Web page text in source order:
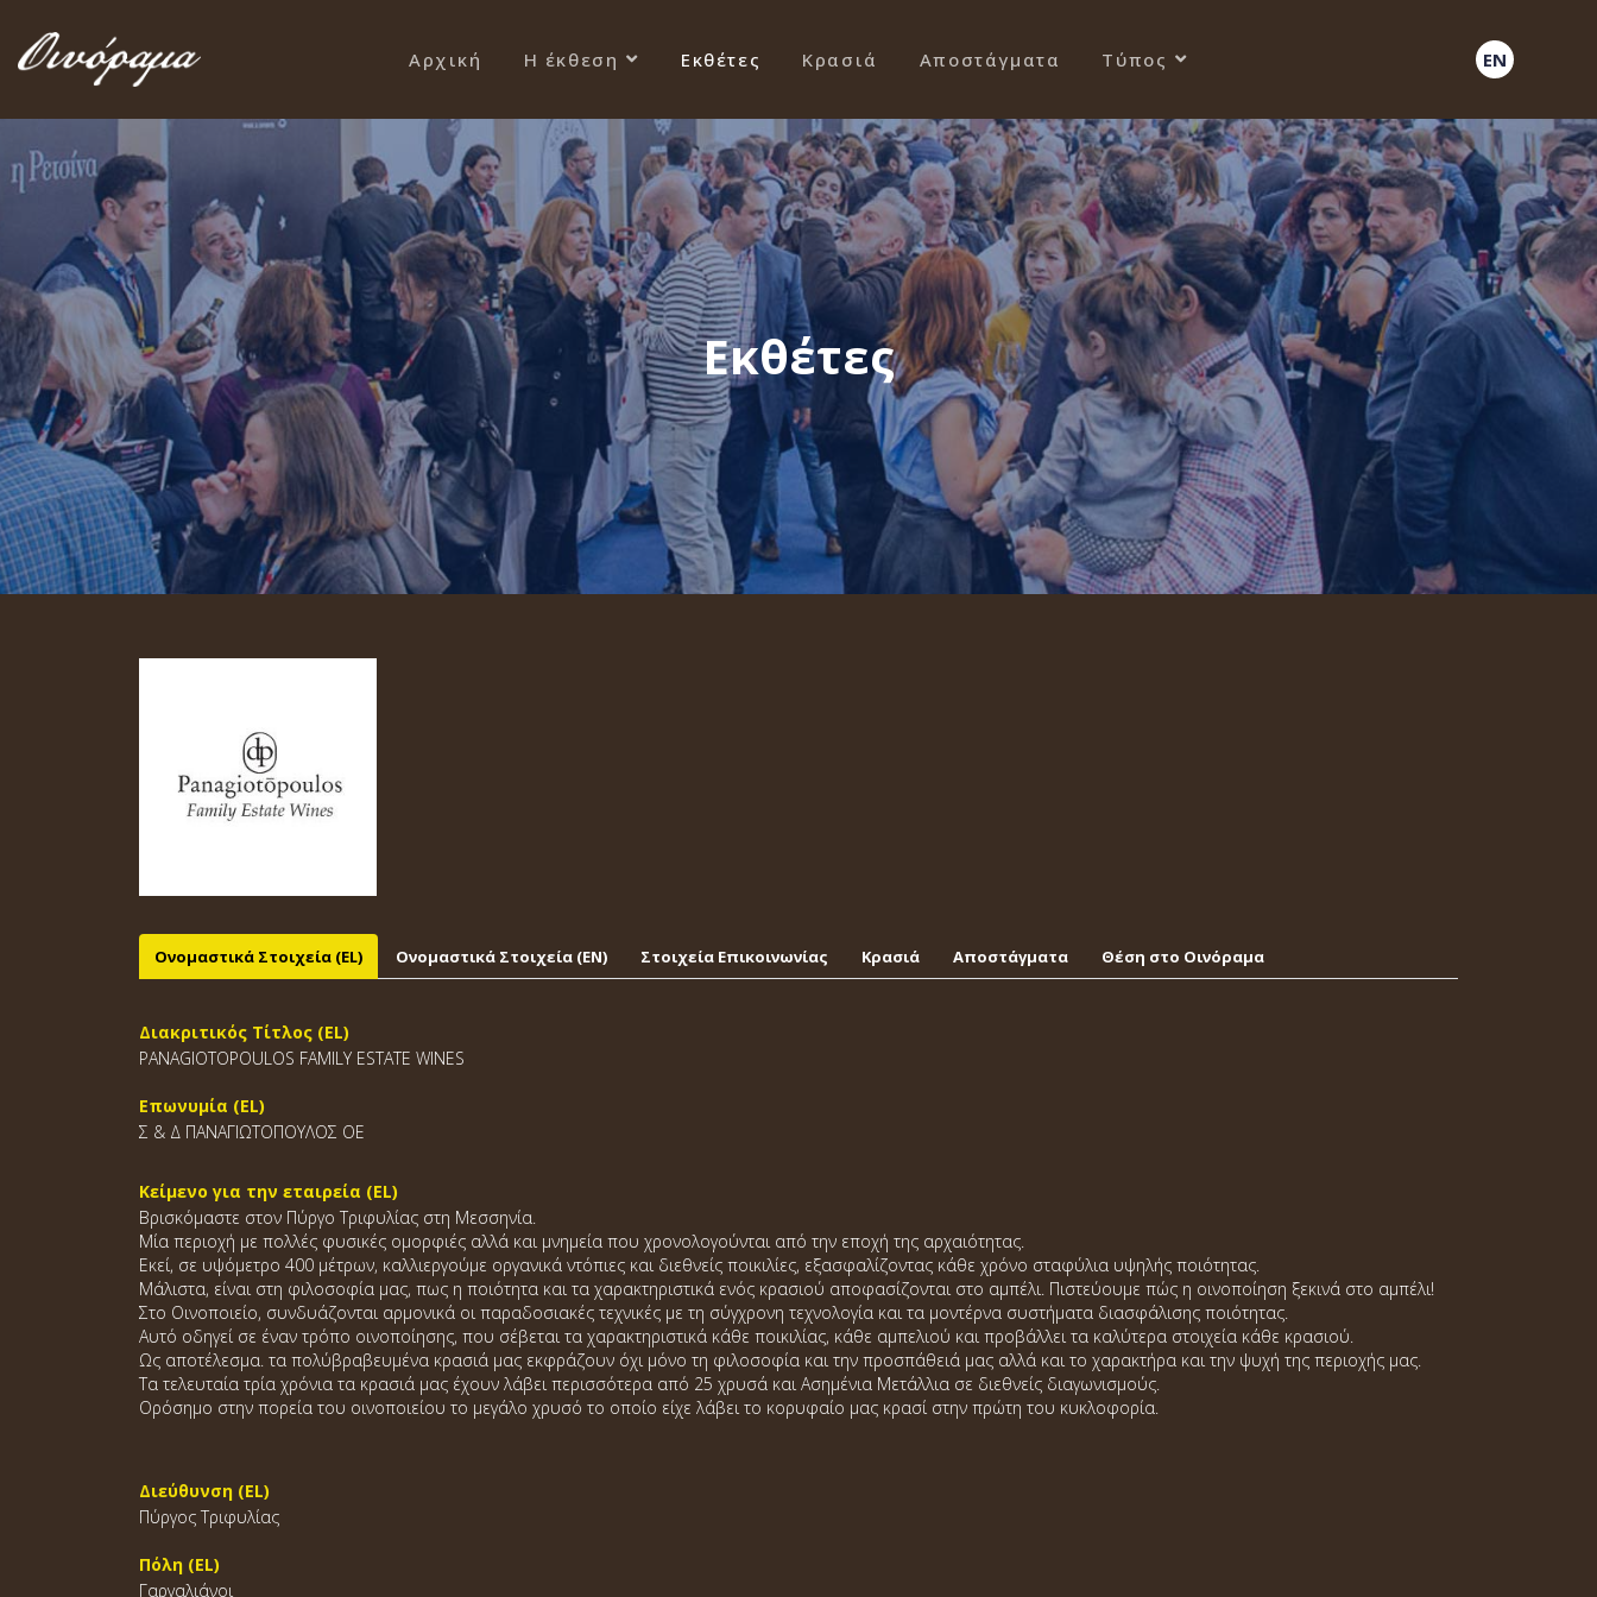
Αρχική Η έκθεση Εκθέτες Κρασιά Αποστάγματα Τύπος EN
Εκθέτες
Ονομαστικά Στοιχεία (EL) Ονομαστικά Στοιχεία (EΝ) Στοιχεία Επικοινωνίας Κρασιά Αποστάγματα Θέση στο Οινόραμα
Διακριτικός Τίτλος (EL)
PANAGIOTOPOULOS FAMILY ESTATE WINES
Επωνυμία (EL)
Σ & Δ ΠΑΝΑΓΙΩΤΟΠΟΥΛΟΣ ΟΕ
Κείμενο για την εταιρεία (EL)
Βρισκόμαστε στον Πύργο Τριφυλίας στη Μεσσηνία.
Μία περιοχή με πολλές φυσικές ομορφιές αλλά και μνημεία που χρονολογούνται από την εποχή της αρχαιότητας.
Εκεί, σε υψόμετρο 400 μέτρων, καλλιεργούμε οργανικά ντόπιες και διεθνείς ποικιλίες, εξασφαλίζοντας κάθε χρόνο σταφύλια υψηλής ποιότητας.
Μάλιστα, είναι στη φιλοσοφία μας, πως η ποιότητα και τα χαρακτηριστικά ενός κρασιού αποφασίζονται στο αμπέλι. Πιστεύουμε πώς η οινοποίηση ξεκινά στο αμπέλι!
Στο Οινοποιείο, συνδυάζονται αρμονικά οι παραδοσιακές τεχνικές με τη σύγχρονη τεχνολογία και τα μοντέρνα συστήματα διασφάλισης ποιότητας.
Αυτό οδηγεί σε έναν τρόπο οινοποίησης, που σέβεται τα χαρακτηριστικά κάθε ποικιλίας, κάθε αμπελιού και προβάλλει τα καλύτερα στοιχεία κάθε κρασιού.
Ως αποτέλεσμα. τα πολύβραβευμένα κρασιά μας εκφράζουν όχι μόνο τη φιλοσοφία και την προσπάθειά μας αλλά και το χαρακτήρα και την ψυχή της περιοχής μας.
Τα τελευταία τρία χρόνια τα κρασιά μας έχουν λάβει περισσότερα από 25 χρυσά και Ασημένια Μετάλλια σε διεθνείς διαγωνισμούς.
Ορόσημο στην πορεία του οινοποιείου το μεγάλο χρυσό το οποίο είχε λάβει το κορυφαίο μας κρασί στην πρώτη του κυκλοφορία.
Διεύθυνση (EL)
Πύργος Τριφυλίας
Πόλη (EL)
Γαργαλιάνοι